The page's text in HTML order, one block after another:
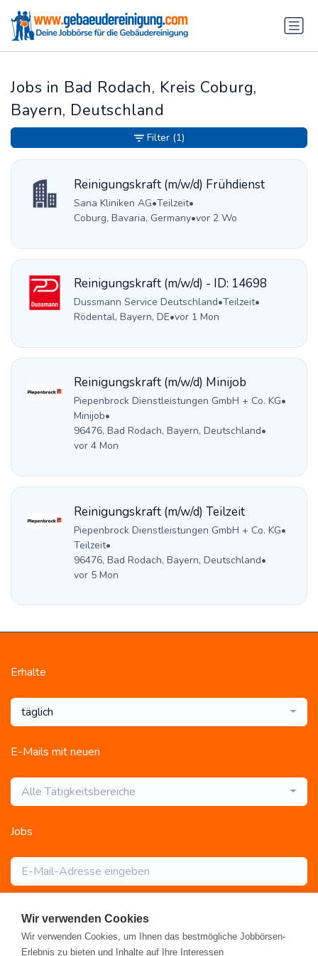
Jobs in Bad Rodach, Kreis Coburg,
Bayern, Deutschland
Reinigungskraft (m/w/d) Frühdienst
Sana Kliniken AG•Teilzeit•
Coburg, Bavaria, Germany•vor 2 Wo
Reinigungskraft (m/w/d) - ID: 14698
Dussmann Service Deutschland•Teilzeit•
Rödental, Bayern, DE•vor 1 Mon
Reinigungskraft (m/w/d) Minijob
Piepenbrock Dienstleistungen GmbH + Co. KG•
Minijob•
96476, Bad Rodach, Bayern, Deutschland•
vor 4 Mon
Reinigungskraft (m/w/d) Teilzeit
Piepenbrock Dienstleistungen GmbH + Co. KG•
Teilzeit•
96476, Bad Rodach, Bayern, Deutschland•
vor 5 Mon
Filter (1)
Erhalte
täglich
E-Mails mit neuen
Alle Tätigkeitsbereiche
Jobs
Abonnieren
Wir verwenden Cookies
Wir verwenden Cookies, um Ihnen das bestmögliche Jobbörsen-
Erlebnis zu bieten und Inhalte auf Ihre Interessen